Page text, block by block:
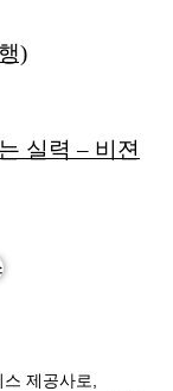
)
실력 – 비젼
제공사로,